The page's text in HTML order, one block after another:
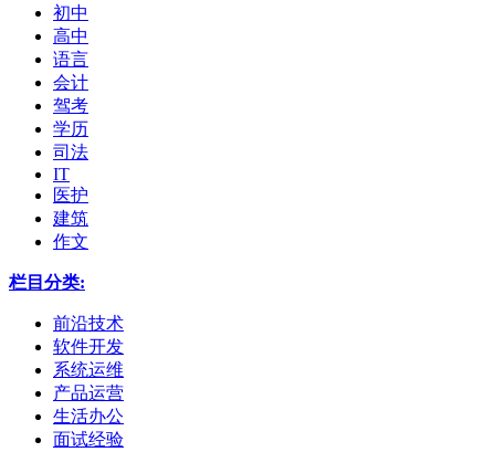
初中
高中
语言
会计
驾考
学历
司法
IT
医护
建筑
作文
栏目分类:
前沿技术
软件开发
系统运维
产品运营
生活办公
面试经验